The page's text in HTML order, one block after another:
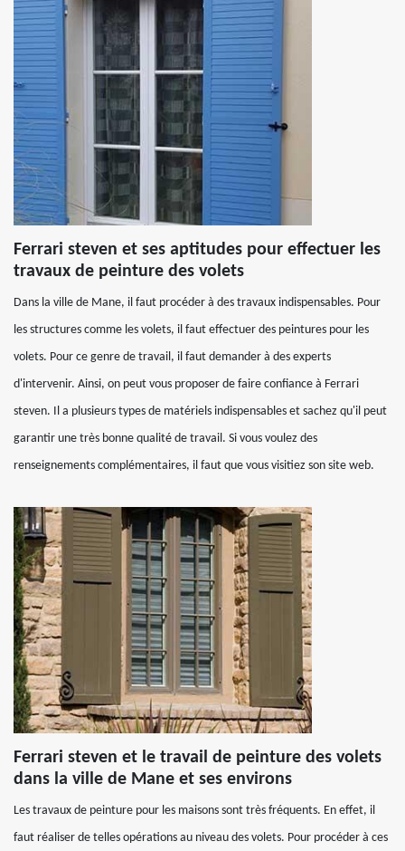
Ferrari steven et ses aptitudes pour effectuer les
travaux de peinture des volets
Dans la ville de Mane, il faut procéder à des travaux indispensables. Pour
les structures comme les volets, il faut effectuer des peintures pour les
volets. Pour ce genre de travail, il faut demander à des experts
d'intervenir. Ainsi, on peut vous proposer de faire confiance à Ferrari
steven. Il a plusieurs types de matériels indispensables et sachez qu'il peut
garantir une très bonne qualité de travail. Si vous voulez des
renseignements complémentaires, il faut que vous visitiez son site web.
Ferrari steven et le travail de peinture des volets
dans la ville de Mane et ses environs
Les travaux de peinture pour les maisons sont très fréquents. En effet, il
faut réaliser de telles opérations au niveau des volets. Pour procéder à ces